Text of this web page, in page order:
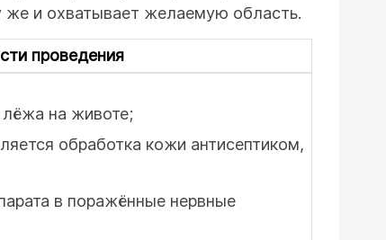
же и охватывает желаемую область.
проведения
на животе;
обработка кожи антисептиком,
в поражённые нервные